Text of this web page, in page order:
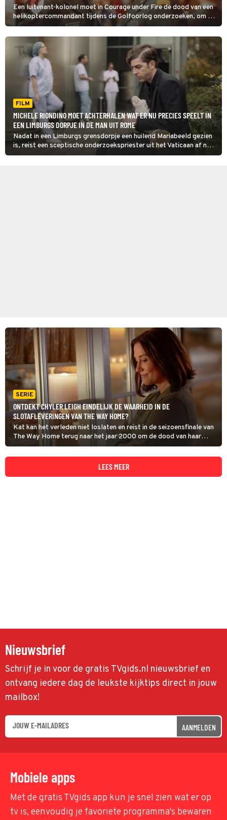
Een luitenant-kolonel moet in Courage under Fire de dood van een
helikoptercommandant tijdens de Golfoorlog onderzoeken, om te
beoordelen of ze als eerste vrouw de Medal of Honor verdient.
FILM
MICHELE RIONDINO MOET ACHTERHALEN WAT ER NU PRECIES SPEELT IN
EEN LIMBURGS DORPJE IN DE MAN UIT ROME
Nadat in een Limburgs grensdorpje een huilend Mariabeeld gezien
is, reist een sceptische onderzoekspriester uit het Vaticaan af naar
Nederland. De gesloten dorpsgemeenschap ziet in De Man uit
SERIE
ONTDEKT CHYLER LEIGH EINDELIJK DE WAARHEID IN DE
SLOTAFLEVERINGEN VAN THE WAY HOME?
Kat kan het verleden niet loslaten en reist in de seizoensfinale van
The Way Home terug naar het jaar 2000 om de dood van haar
vader te voorkomen. Eenmaal daar leert ze de harde waarheid die
haar vader voor zijn familie verborgen hield.
LEES MEER
Nieuwsbrief
Schrijf je in voor de gratis TVgids.nl nieuwsbrief en
ontvang iedere dag de leukste kijktips direct in jouw
mailbox!
AANMELDEN
Mobiele apps
Met de gratis TVgids app kun je snel zien wat er op
tv is, eenvoudig je favoriete programma's bewaren